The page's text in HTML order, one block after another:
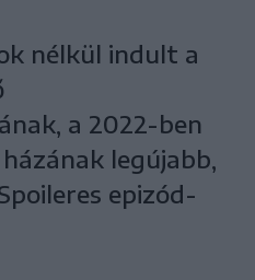
nélkül indult a
a 2022-ben
legújabb,
epizód-